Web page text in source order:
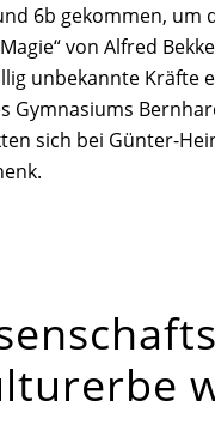
6b gekommen,
von Alfred
unbekannte Kräfte
Gymnasiums
sich bei Günter-